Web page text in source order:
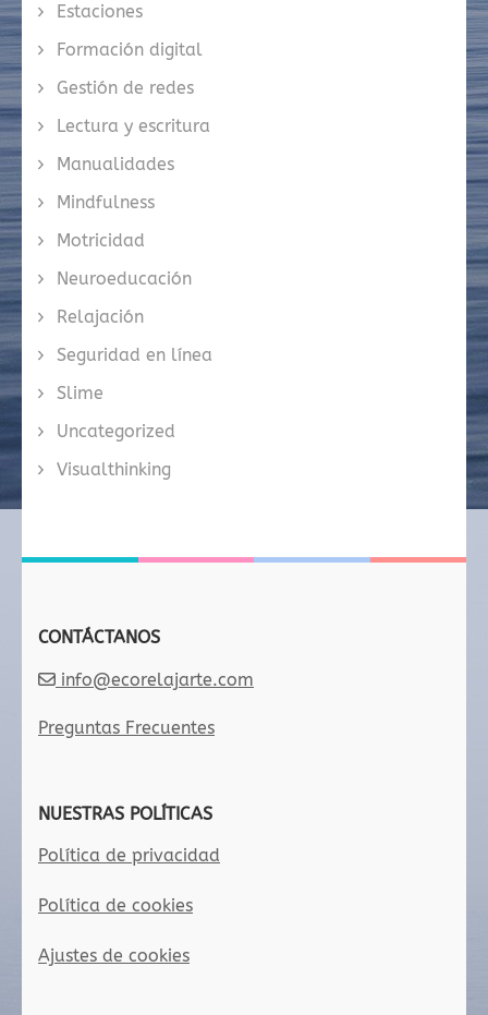
Estaciones
Formación digital
Gestión de redes
Lectura y escritura
Manualidades
Mindfulness
Motricidad
Neuroeducación
Relajación
Seguridad en línea
Slime
Uncategorized
Visualthinking
CONTÁCTANOS
info@ecorelajarte.com
Preguntas Frecuentes
NUESTRAS POLÍTICAS
Política de privacidad
Política de cookies
Ajustes de cookies